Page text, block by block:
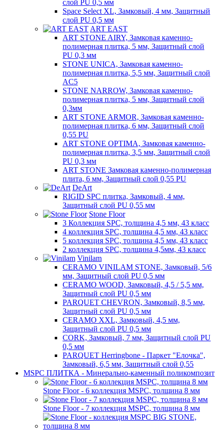
слой PU 0,5 мм
Space Select XL, Замковый, 4 мм, Защитный
слой PU 0,5 мм
ART EAST
ART STONE AIRY, Замковая каменно-
полимерная плитка, 5 мм, Защитный слой
PU 0,3 мм
STONE UNICA, Замковая каменно-
полимерная плитка, 5,5 мм, Защитный слой
AC5
STONE NARROW, Замковая каменно-
полимерная плитка, 5 мм, Защитный слой
0,3мм
ART STONE ARMOR, Замковая каменно-
полимерная плитка, 6 мм, Защитный слой
0,55 PU
ART STONE OPTIMA, Замковая каменно-
полимерная плитка, 3,5 мм, Защитный слой
PU 0,3 мм
ART STONE Замковая каменно-полимерная
плита, 6 мм, Защитный слой 0,55 PU
DeArt
RIGID SPC плитка, Замковый, 4 мм,
Защитный слой PU 0,55 мм
Stone Floor
3 Коллекция SPC, толщина 4,5 мм, 43 класс
4 коллекция SPC, толщина 4,5 мм, 43 класс
5 коллекция SPC, толщина 4,5 мм, 43 класс
2 коллекция SPC, толщина 4,5мм, 43 класс
Vinilam
CERAMO VINILAM STONE, Замковый, 5/6
мм, Защитный слой PU 0,5 мм
CERAMO WOOD, Замковый, 4,5 / 5,5 мм,
Защитный слой PU 0,5 мм
PARQUET CHEVRON, Замковый, 8,5 мм,
Защитный слой PU 0,5 мм
CERAMO XXL, Замковый, 4,5 мм,
Защитный слой PU 0,5 мм
CORK, Замковый, 7 мм, Защитный слой PU
0,5 мм
PARQUET Herringbone - Паркет "Елочка",
Замковый, 6,5 мм, Защитный слой 0,55
MSPC ПЛИТКА - Минерально-каменный поликомпозит
Stone Floor - 6 коллекция MSPC, толщина 8 мм
Stone Floor - 7 коллекция MSPC, толщина 8 мм